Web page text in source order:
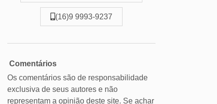
(16)9 9993-9237
Comentários
Os comentários são de responsabilidade
exclusiva de seus autores e não
representam a opinião deste site. Se achar